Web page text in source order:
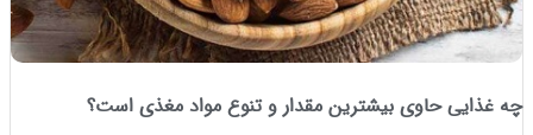
حاوی بیشترین مقدار و تنوع مواد مغذی است؟